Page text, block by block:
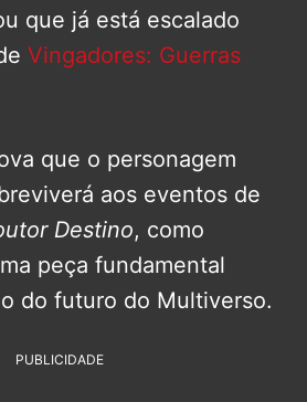
que já está escalado
Vingadores: Guerras
que o personagem
aos eventos de
Destino, como
peça fundamental
do futuro do Multiverso.
PUBLICIDADE